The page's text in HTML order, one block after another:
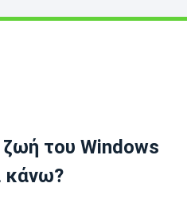
ζωή του Windows
κάνω?